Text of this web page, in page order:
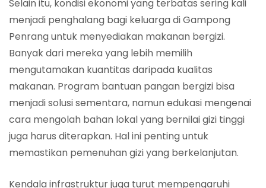
Selain itu, kondisi ekonomi yang terbatas sering kali
menjadi penghalang bagi keluarga di Gampong
Penrang untuk menyediakan makanan bergizi.
Banyak dari mereka yang lebih memilih
mengutamakan kuantitas daripada kualitas
makanan. Program bantuan pangan bergizi bisa
menjadi solusi sementara, namun edukasi mengenai
cara mengolah bahan lokal yang bernilai gizi tinggi
juga harus diterapkan. Hal ini penting untuk
memastikan pemenuhan gizi yang berkelanjutan.
Kendala infrastruktur juga turut mempengaruhi